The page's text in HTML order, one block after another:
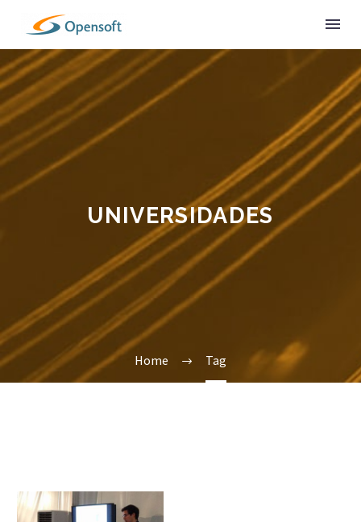
UNIVERSIDADES
Home Tag